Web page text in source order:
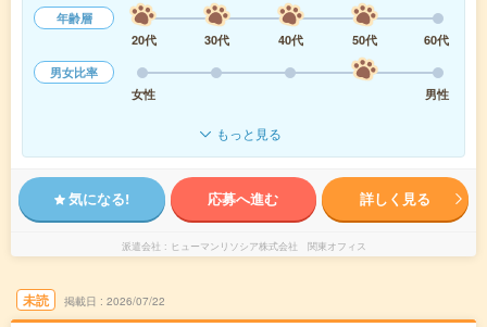
年齢層
20代
30代 40代 50代
60代
男女比率
女性
男性
もっと見る
気になる! 応募へ進む 詳しく見る
派遣会社 ヒューマンリソシア株式会社 関東オフィス
未読 掲載日 2026/07/22